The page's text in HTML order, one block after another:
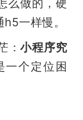
么做的，硬
一样慢。
：小程序究
一个定位困